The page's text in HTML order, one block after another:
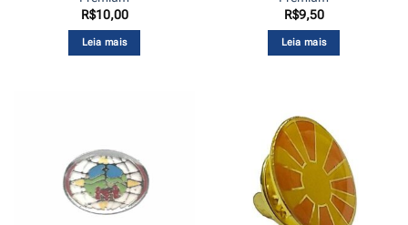
R$10,00
Leia mais
R$9,50
Leia mais